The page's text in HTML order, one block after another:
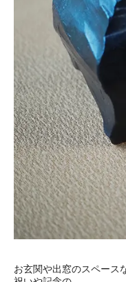
お玄関や出窓のスペース